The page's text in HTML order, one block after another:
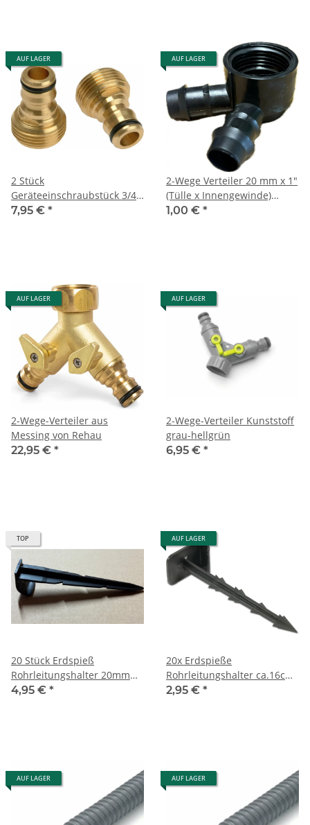
AUF LAGER
2 Stück
Geräteeinschraubstück 3/4"
Messing von Rehau
7,95 € *
AUF LAGER
2-Wege Verteiler 20 mm x 1"
(Tülle x Innengewinde)
Tropfschlauch
1,00 € *
AUF LAGER
2-Wege-Verteiler aus
Messing von Rehau
22,95 € *
AUF LAGER
2-Wege-Verteiler Kunststoff
grau-hellgrün
6,95 € *
TOP
20 Stück Erdspieß
Rohrleitungshalter 20mm
14cm Länge
4,95 € *
AUF LAGER
20x Erdspieße
Rohrleitungshalter ca.16cm
schwarz
2,95 € *
AUF LAGER AUF LAGER